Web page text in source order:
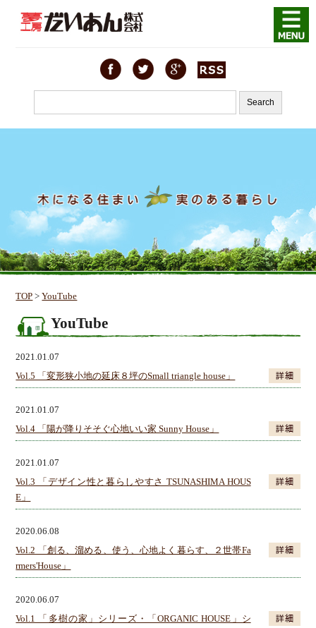
TOP >YouTube
YouTube
2021.01.07
Vol.5 「変形狭小地の延床８坪のSmall triangle house」
2021.01.07
Vol.4 「陽が降りそそぐ心地いい家 Sunny House」
2021.01.07
Vol.3 「デザイン性と暮らしやすさ TSUNASHIMA HOUS
E」
2020.06.08
Vol.2 「創る、溜める、使う、心地よく暮らす、２世帯Fa
rmers'House」
2020.06.07
Vol.1 「多樹の家」シリーズ・「ORGANIC HOUSE」シ